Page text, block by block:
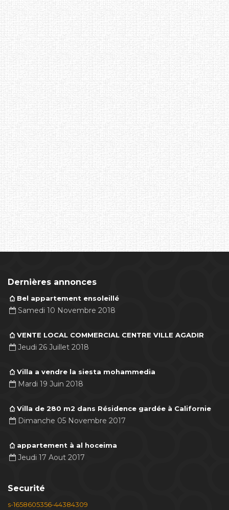
Dernières annonces
Bel appartement ensoleillé
Samedi 10 Novembre 2018
VENTE LOCAL COMMERCIAL CENTRE VILLE AGADIR
Jeudi 26 Juillet 2018
Villa a vendre la siesta mohammedia
Mardi 19 Juin 2018
Villa de 280 m2 dans Résidence gardée à Californie
Dimanche 05 Novembre 2017
appartement à al hoceima
Jeudi 17 Aout 2017
Securité
s-1658605356-44384309